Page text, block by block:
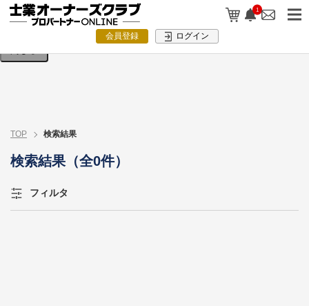
1
会員登録 ログイン
検索条件を入力してください。
TOP 検索結果
検索結果（全0件）
フィルタ